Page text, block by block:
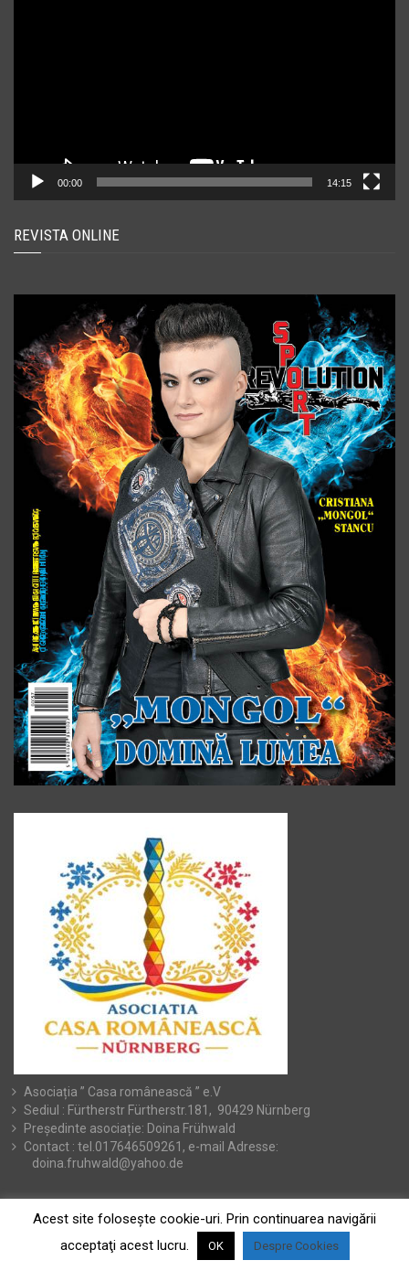
00:00 14:15
REVISTA ONLINE
Asociația ” Casa românească ” e.V
Sediul : Fürtherstr Fürtherstr.181, 90429 Nürnberg
Președinte asociație: Doina Frühwald
Contact : tel.017646509261, e-mail Adresse:
doina.fruhwald@yahoo.de
Acest site foloseşte cookie-uri. Prin continuarea navigării
acceptaţi acest lucru.
OK Despre Cookies